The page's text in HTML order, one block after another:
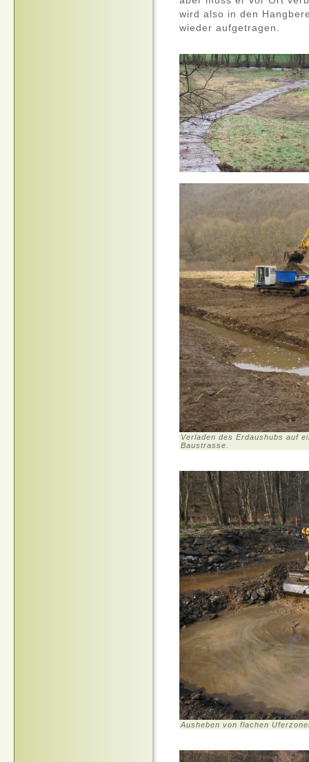
wird also in den
wieder aufgetragen.
Verladen des Erdaushubs auf
Baustrasse.
Ausheben von flachen